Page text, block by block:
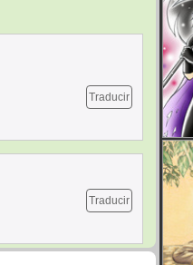
Traducir
Traducir